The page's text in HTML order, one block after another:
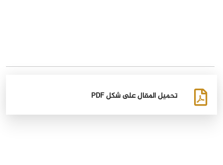
تحميل المقال على شكل PDF